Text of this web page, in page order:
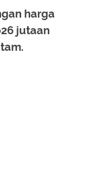
harga
jutaan